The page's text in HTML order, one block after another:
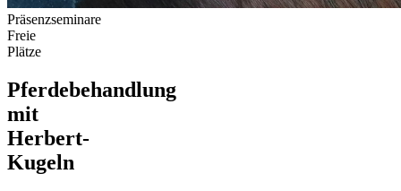
Präsenzseminare
Freie
Plätze
Pferdebehandlung
mit
Herbert-
Kugeln